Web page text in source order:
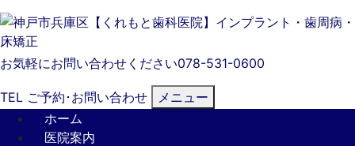
お気軽にお問い合わせください078-531-0600
TEL ご予約･ お問い合わせ
メニュー
ホーム
医院案内